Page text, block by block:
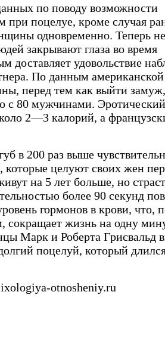
по поводу возможности
поцелуе, кроме случая
одновременно. Теперь
закрывают глаза во время
доставляет удовольствие
По данным американской
перед тем как выйти замуж,
с 80 мужчинами. Эротический
2—3 калорий, а
в 200 раз выше
целуют своих жен
на 5 лет больше, но
более 90 секунд
гормонов в крови, что,
сокращает жизнь на одну
Марк и Роберта Грисвальд
поцелуй, который
otnosheniy.ru